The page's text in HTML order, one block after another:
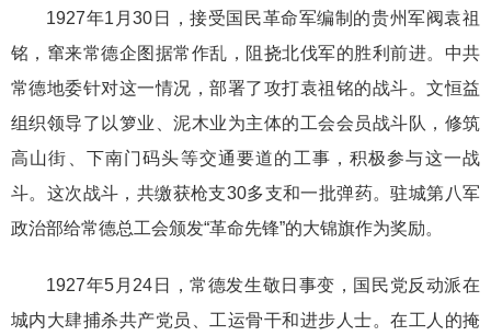
1927年1月30日，接受国民革命军编制的贵州军阀袁祖
铭，窜来常德企图据常作乱，阻挠北伐军的胜利前进。中共
常德地委针对这一情况，部署了攻打袁祖铭的战斗。文恒益
组织领导了以箩业、泥木业为主体的工会会员战斗队，修筑
高山街、下南门码头等交通要道的工事，积极参与这一战
斗。这次战斗，共缴获枪支30多支和一批弹药。驻城第八军
政治部给常德总工会颁发“革命先锋”的大锦旗作为奖励。
1927年5月24日，常德发生敬日事变，国民党反动派在
城内大肆捕杀共产党员、工运骨干和进步人士。在工人的掩